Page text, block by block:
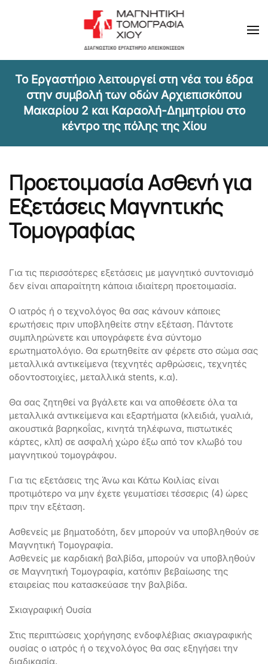
Skip to main content
Το Εργαστήριο λειτουργεί στη νέα του έδρα
στην συμβολή των οδών Αρχιεπισκόπου
Μακαρίου 2 και Καραολή-Δημητρίου στο
κέντρο της πόλης της Χίου
Προετοιμασία Ασθενή για
Εξετάσεις Μαγνητικής
Τομογραφίας
Για τις περισσότερες εξετάσεις με μαγνητικό συντονισμό
δεν είναι απαραίτητη κάποια ιδιαίτερη προετοιμασία.
Ο ιατρός ή ο τεχνολόγος θα σας κάνουν κάποιες
ερωτήσεις πριν υποβληθείτε στην εξέταση. Πάντοτε
συμπληρώνετε και υπογράφετε ένα σύντομο
ερωτηματολόγιο. Θα ερωτηθείτε αν φέρετε στο σώμα σας
μεταλλικά αντικείμενα (τεχνητές αρθρώσεις, τεχνητές
οδοντοστοιχίες, μεταλλικά stents, κ.α).
Θα σας ζητηθεί να βγάλετε και να αποθέσετε όλα τα
μεταλλικά αντικείμενα και εξαρτήματα (κλειδιά, γυαλιά,
ακουστικά βαρηκοΐας, κινητά τηλέφωνα, πιστωτικές
κάρτες, κλπ) σε ασφαλή χώρο έξω από τον κλωβό του
μαγνητικού τομογράφου.
Για τις εξετάσεις της Άνω και Κάτω Κοιλίας είναι
προτιμότερο να μην έχετε γευματίσει τέσσερις (4) ώρες
πριν την εξέταση.
Ασθενείς με βηματοδότη, δεν μπορούν να υποβληθούν σε
Μαγνητική Τομογραφία.
Ασθενείς με καρδιακή βαλβίδα, μπορούν να υποβληθούν
σε Μαγνητική Τομογραφία, κατόπιν βεβαίωσης της
εταιρείας που κατασκεύασε την βαλβίδα.
Σκιαγραφική Ουσία
Στις περιπτώσεις χορήγησης ενδοφλέβιας σκιαγραφικής
ουσίας ο ιατρός ή ο τεχνολόγος θα σας εξηγήσει την
διαδικασία.